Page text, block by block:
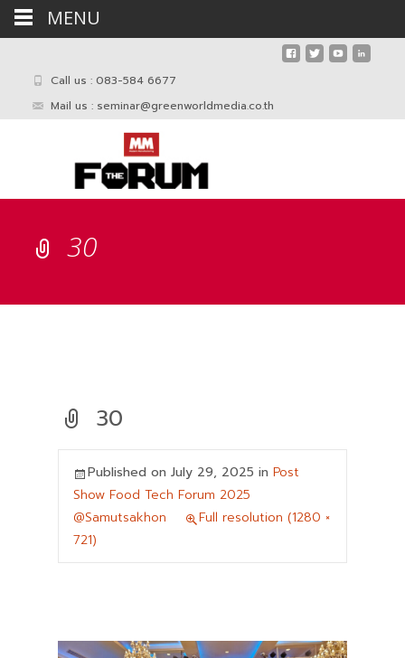
Call us : 083-584 6677
Mail us : seminar@greenworldmedia.co.th
30
30
Published on July 29, 2025 in Post
Show Food Tech Forum 2025
@Samutsakhon
Full resolution (1280 ×
721)
MENU